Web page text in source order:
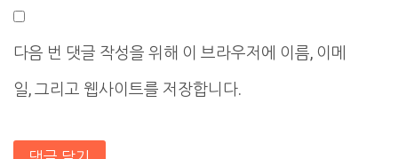
다음 번 댓글 작성을 위해 이 브라우저에 이름, 이메
일, 그리고 웹사이트를 저장합니다.